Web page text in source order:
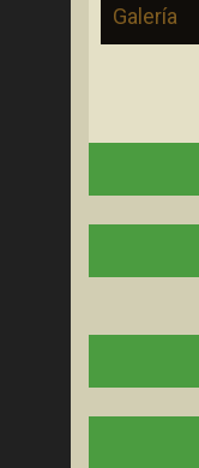
Galería